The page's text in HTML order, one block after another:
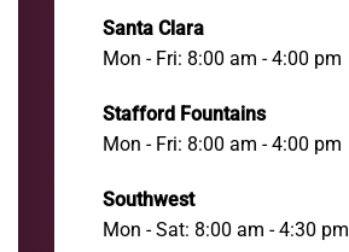
Santa Clara
Mon - Fri: 8:00 am - 4:00 pm
Stafford Fountains
Mon - Fri: 8:00 am - 4:00 pm
Southwest
Mon - Sat: 8:00 am - 4:30 pm